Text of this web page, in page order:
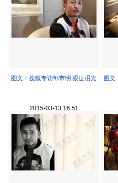
图文：搜狐专访邹市明 眼泛泪光
2015-03-13 16:51
图文